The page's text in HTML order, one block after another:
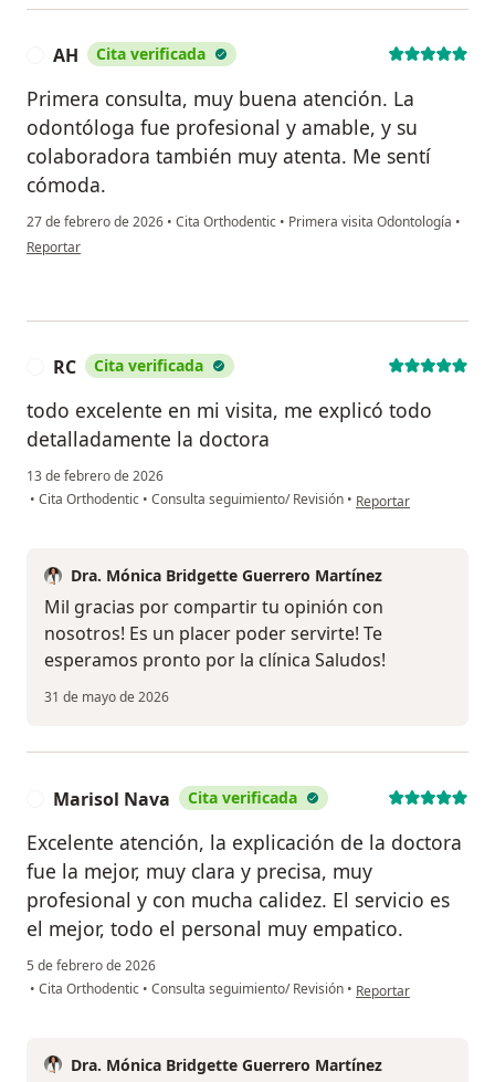
AH Cita verificada
Primera consulta, muy buena atención. La
odontóloga fue profesional y amable, y su
colaboradora también muy atenta. Me sentí
cómoda.
27 de febrero de 2026 • Cita Orthodentic • Primera visita Odontología •
en opinión del usuario AH
Reportar
RC Cita verificada
todo excelente en mi visita, me explicó todo
detalladamente la doctora
13 de febrero de 2026
• Cita Orthodentic • Consulta seguimiento/ Revisión • en opinión del usuario
Reportar
Dra. Mónica Bridgette Guerrero Martínez
Mil gracias por compartir tu opinión con
nosotros! Es un placer poder servirte! Te
esperamos pronto por la clínica Saludos!
31 de mayo de 2026
Marisol Nava Cita verificada
Excelente atención, la explicación de la doctora
fue la mejor, muy clara y precisa, muy
profesional y con mucha calidez. El servicio es
el mejor, todo el personal muy empatico.
5 de febrero de 2026
• Cita Orthodentic • Consulta seguimiento/ Revisión • en opinión del
Reportar
Dra. Mónica Bridgette Guerrero Martínez